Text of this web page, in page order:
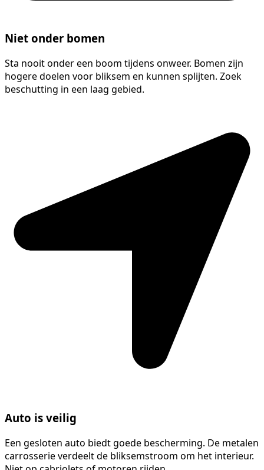
Niet onder bomen
Sta nooit onder een boom tijdens onweer. Bomen zijn
hogere doelen voor bliksem en kunnen splijten. Zoek
beschutting in een laag gebied.
Auto is veilig
Een gesloten auto biedt goede bescherming. De metalen
carrosserie verdeelt de bliksemstroom om het interieur.